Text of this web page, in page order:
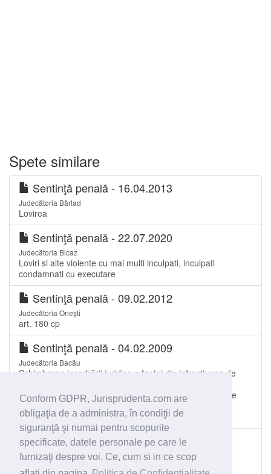
Conform GDPR, Jurisprudenta.com are
obligaţia de a administra, în condiţii de
siguranţă şi numai pentru scopurile
specificate, datele personale pe care le
furnizaţi despre voi. Ce, cum si in ce scop
Spete similare
Sentinţă penală - 16.04.2013
Judecătoria Bârlad
Lovirea
Sentinţă penală - 22.07.2020
Judecătoria Bicaz
Loviri si alte violente cu mai multi inculpati, inculpati
condamnati cu executare
Sentinţă penală - 09.02.2012
Judecătoria Onești
art. 180 cp
Sentinţă penală - 04.02.2009
Judecătoria Bacău
Schimbarea incadrării juridice a faptei din infractiunea de
aplicarea art.37,lit.a C.p. in infractiunea de lovire sau alte
violente prev si ped de art.180,alin.2 C.p. cu aplicarea
art.37,lit...
Decizie - 09.06.2020
Judecătoria Câmpina
Lovirea sau alte violente (art.193 NCP)